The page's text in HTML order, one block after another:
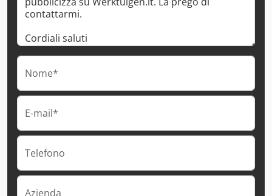
Nome*
E-mail*
Telefono
Azienda